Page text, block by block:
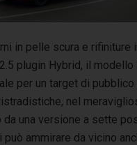
in pelle scura e
plugin Hybrid, il
per un target di
nel
da una versione a sette
può ammirare da vicino